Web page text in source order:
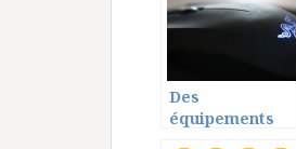
Des
équipements